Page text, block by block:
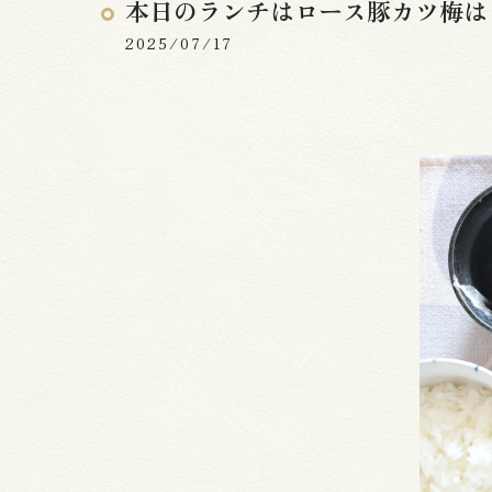
本日のランチはロース豚カツ梅
2025/07/17